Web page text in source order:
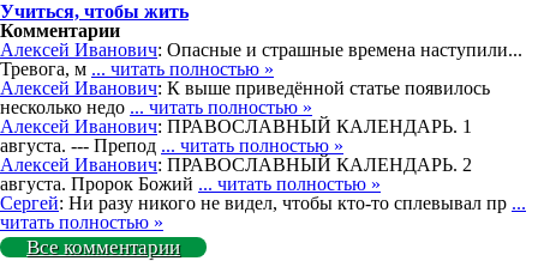
Учиться, чтобы жить
Комментарии
Алексей Иванович: Опасные и страшные времена наступили...
Тревога, м ... читать полностью »
Алексей Иванович: К выше приведённой статье появилось
несколько недо ... читать полностью »
Алексей Иванович: ПРАВОСЛАВНЫЙ КАЛЕНДАРЬ. 1
августа. --- Препод ... читать полностью »
Алексей Иванович: ПРАВОСЛАВНЫЙ КАЛЕНДАРЬ. 2
августа. Пророк Божий ... читать полностью »
Сергей: Ни разу никого не видел, чтобы кто-то сплевывал пр ...
читать полностью »
Все комментарии